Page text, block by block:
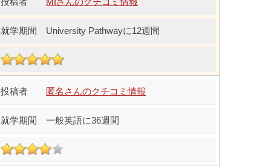
University Pathwayに12週間
匿名さんのクチコミ情報
一般英語に36週間